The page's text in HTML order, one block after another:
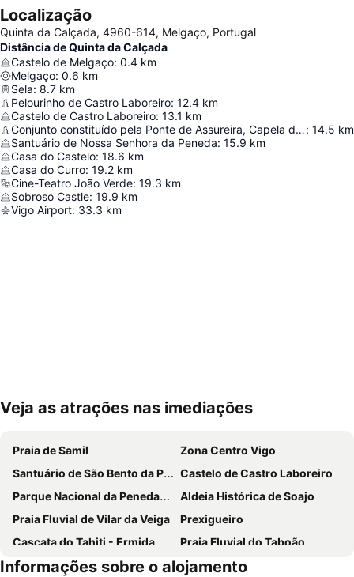
Localização
Quinta da Calçada, 4960-614, Melgaço, Portugal
Distância de Quinta da Calçada
Castelo de Melgaço: 0.4 km
Melgaço: 0.6 km
Sela: 8.7 km
Pelourinho de Castro Laboreiro: 12.4 km
Castelo de Castro Laboreiro: 13.1 km
Conjunto constituído pela Ponte de Assureira, Capela de São Brás e moinho de água a nascente da ponte: 14.5 km
Santuário de Nossa Senhora da Peneda: 15.9 km
Casa do Castelo: 18.6 km
Casa do Curro: 19.2 km
Cine-Teatro João Verde: 19.3 km
Sobroso Castle: 19.9 km
Vigo Airport: 33.3 km
Ampliar mapa
Veja as atrações nas imediações
Praia de Samil
Zona Centro Vigo
Santuário de São Bento da Porta Aberta
Castelo de Castro Laboreiro
Parque Nacional da Peneda-Gerês
Aldeia Histórica de Soajo
Praia Fluvial de Vilar da Veiga
Prexigueiro
Cascata do Tahiti - Ermida
Praia Fluvial do Taboão
Termas de Outariz
Vigo-Guixar
Informações sobre o alojamento